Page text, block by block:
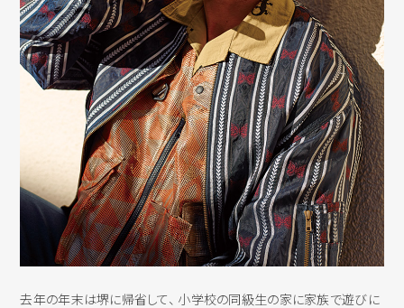
去年の年末は堺に帰省して、 小学校の同級生の家に家族で遊びに